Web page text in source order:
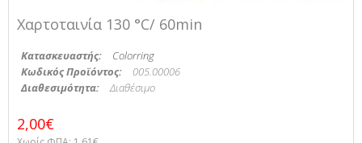
Χαρτοταινία 130 °C/ 60min
Κατασκευαστής:
Colorring
Κωδικός Προϊόντος:
005.00006
Διαθεσιμότητα:
Διαθέσιμο
2,00€